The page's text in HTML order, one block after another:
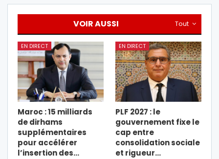
Tout
VOIR AUSSI
EN DIRECT
Maroc : 15 milliards
de dirhams
supplémentaires
pour accélérer
l’insertion des…
EN DIRECT
PLF 2027 : le
gouvernement fixe le
cap entre
consolidation sociale
et rigueur…